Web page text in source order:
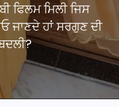
ਫਿਲਮ ਮਿਲੀ ਜਿਸ
ਜਾਣਦੇ ਹਾਂ ਸਰਗੁਣ ਦੀ
ਕਿਸਮਤ ਕਿਵੇਂ ਬਦਲੀ?